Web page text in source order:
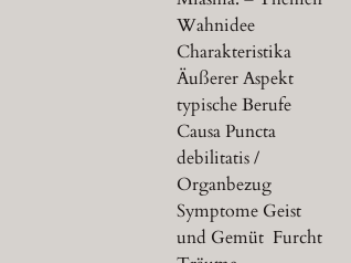
Wahnidee
Charakteristika
Äußerer Aspekt
typische Berufe
Causa Puncta
debilitatis /
Organbezug
Symptome Geist
und Gemüt Furcht